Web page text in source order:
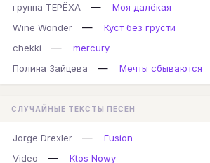
группа ТЕРЁХА
—
Моя далёкая
Wine Wonder
—
Куст без грусти
chekki
—
mercury
Полина Зайцева
— Мечты сбываются
СЛУЧАЙНЫЕ ТЕКСТЫ ПЕСЕН
Jorge Drexler —
Fusion
Video
— Ktos Nowy